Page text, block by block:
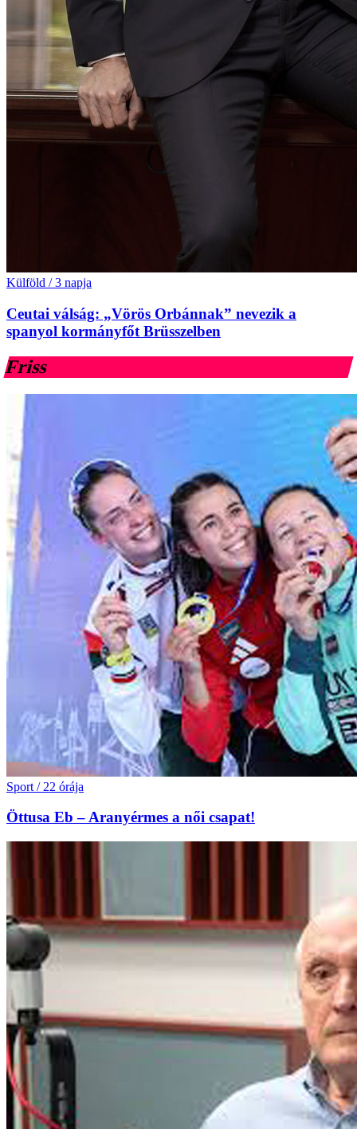
Külföld / 3 napja
Ceutai válság: „Vörös Orbánnak” nevezik a
spanyol kormányfőt Brüsszelben
Friss
Sport / 22 órája
Öttusa Eb – Aranyérmes a női csapat!